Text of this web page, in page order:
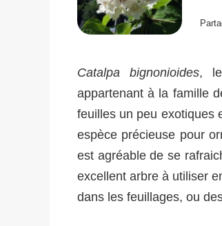
Catalpa bignonioides, le
appartenant à la famille
feuilles un peu exotiques
espèce précieuse pour
est agréable de se
excellent arbre à utiliser
dans les feuillages, ou